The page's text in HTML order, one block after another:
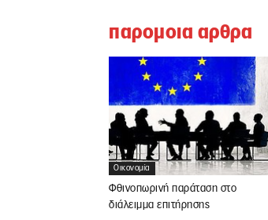
παρομοια αρθρα
Οικονομία
Φθινοπωρινή παράταση στο
διάλειμμα επιτήρησης